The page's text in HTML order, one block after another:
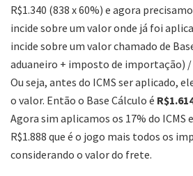
R$1.340 (838 x 60%) e agora
incide sobre um valor onde já foi
incide sobre um valor chamado de
aduaneiro + imposto de importação) /
Ou seja, antes do ICMS ser aplicado,
o valor. Então o Base Cálculo é
Agora sim aplicamos os 17% do
R$1.888 que é o jogo mais todos os
considerando o valor do frete.